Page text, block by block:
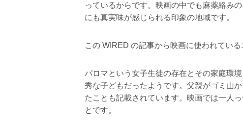
っているからです。映画の中でも麻薬絡み
にも真実味が感じられる印象の地域です。
この WIRED の記事から映画に使われてい
パロマという女子生徒の存在とその家庭環
秀な子どもだったようです。父親がゴミ山
たことも記載されています。映画では一人
とです。